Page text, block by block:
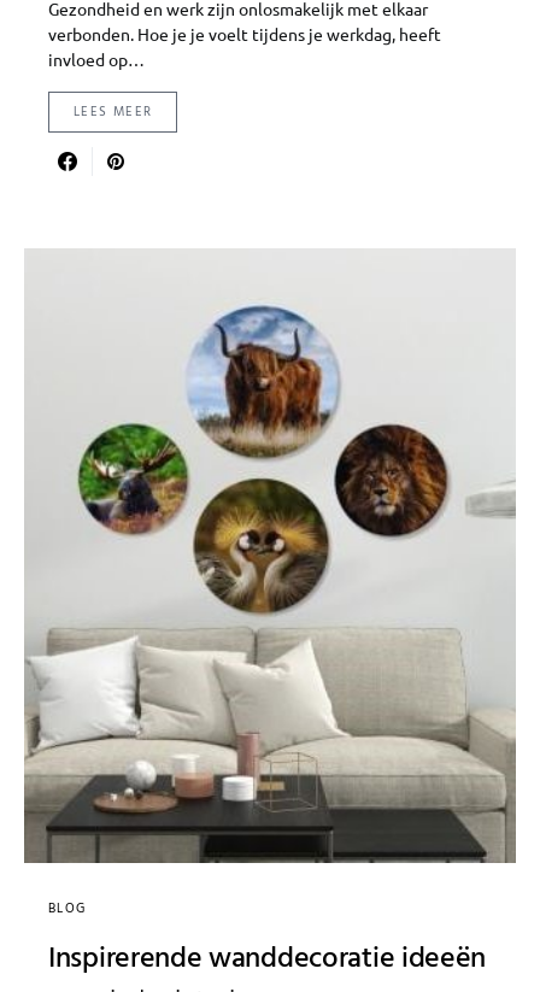
Gezondheid en werk zijn onlosmakelijk met elkaar
verbonden. Hoe je je voelt tijdens je werkdag, heeft
invloed op…
LEES MEER
BLOG
Inspirerende wanddecoratie ideeën